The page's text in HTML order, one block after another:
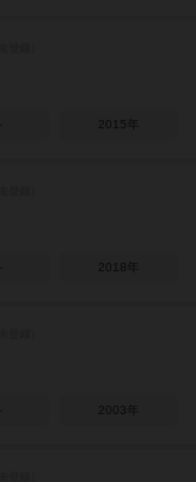
2015年
2018年
2003年